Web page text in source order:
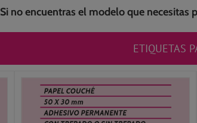
Si no encuentras el modelo que
ETIQUETAS